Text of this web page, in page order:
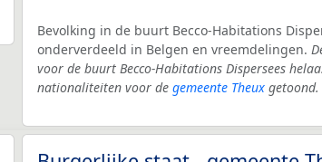
Bevolking in de buurt Becco-Habitations
onderverdeeld in Belgen en vreemdelingen.
voor de buurt Becco-Habitations Dispersees
nationaliteiten voor de gemeente Theux getoond.